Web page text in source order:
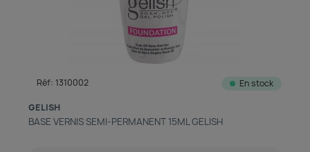
Réf: 1310002 En stock
GELISH
BASE VERNIS SEMI-PERMANENT 15ML GELISH